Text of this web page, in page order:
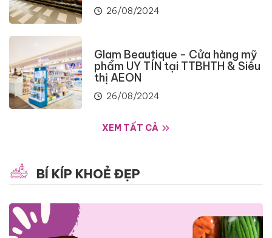
26/08/2024
Glam Beautique - Cửa hàng mỹ
phẩm UY TÍN tại TTBHTH & Siêu
thị AEON
26/08/2024
XEM TẤT CẢ
BÍ KÍP KHOẺ ĐẸP